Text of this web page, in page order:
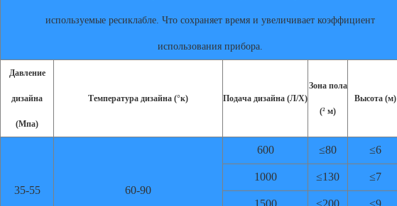
используемые ресиклабле. Что сохраняет время и увеличивает коэффициент
использования прибора.
Давление
дизайна
(Мпа)
Температура дизайна (°к) Подача дизайна (Л/Х)
Зона пола
(² м)
Высота (м)
35-55 60-90
600 ≤80 ≤6
1000 ≤130 ≤7
1500 ≤200 ≤9